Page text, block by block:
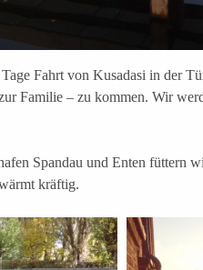
Fahrt von Kusadasi in der
Familie – zu kommen. Wir
Spandau und Enten füttern
kräftig.